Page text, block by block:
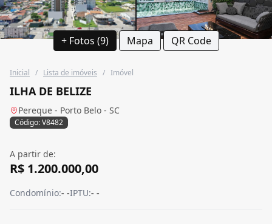
+ Fotos (9) Mapa QR Code
Inicial / Lista de imóveis / Imóvel
ILHA DE BELIZE
Pereque - Porto Belo - SC
Código: V8482
A partir de:
R$ 1.200.000,00
Condomínio:- -IPTU:- -